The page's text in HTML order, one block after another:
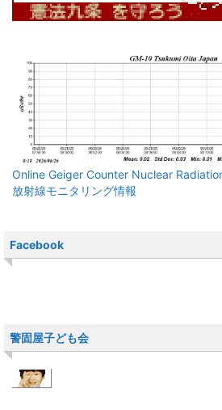
Online Geiger Counter Nuclear
放射線モニタリング情報
Facebook
警固屋子ども会